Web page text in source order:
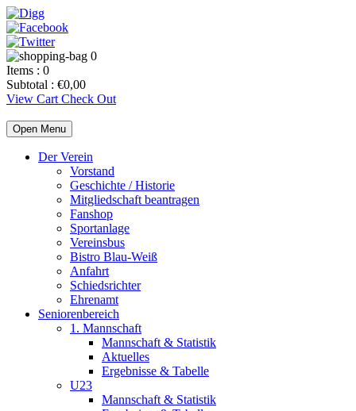
0
Items : 0
Subtotal : €0,00
View Cart Check Out
Open Menu
Der Verein
Vorstand
Geschichte / Historie
Mitgliedschaft beantragen
Fanshop
Sportanlage
Vereinsbus
Bistro Blau-Weiß
Anfahrt
Schiedsrichter
Ehrenamt
Seniorenbereich
1. Mannschaft
Mannschaft & Statistik
Aktuelles
Ergebnisse & Tabelle
U23
Mannschaft & Statistik